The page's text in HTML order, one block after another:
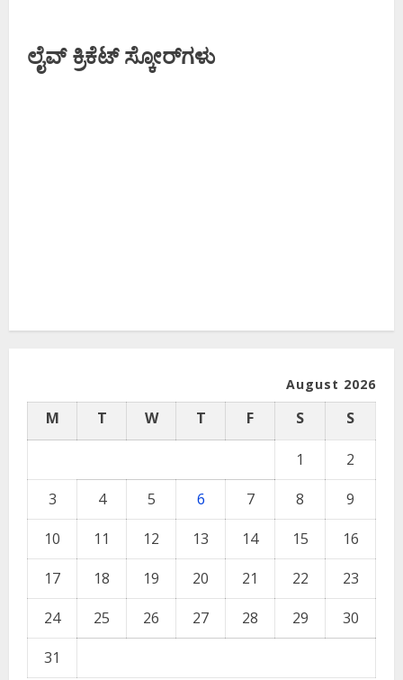
ಪೋಸ್ಟರ್
ಬಿಡುಗಡೆ
ಲೈವ್ ಕ್ರಿಕೆಟ್ ಸ್ಕೋರ್‌ಗಳು
August 2026
M T W T F S S
1
2
3
4 5 6 7 8
9
10
11 12 13 14 15
16
17
18 19 20 21 22
23
24
25 26 27 28 29
30
31